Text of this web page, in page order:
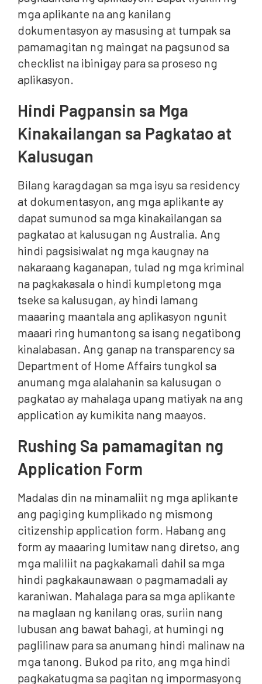
mga aplikante na ang kanilang
dokumentasyon ay masusing at tumpak sa
pamamagitan ng maingat na pagsunod sa
checklist na ibinigay para sa proseso ng
aplikasyon.
Hindi Pagpansin sa Mga
Kinakailangan sa Pagkatao at
Kalusugan
Bilang karagdagan sa mga isyu sa residency
at dokumentasyon, ang mga aplikante ay
dapat sumunod sa mga kinakailangan sa
pagkatao at kalusugan ng Australia. Ang
hindi pagsisiwalat ng mga kaugnay na
nakaraang kaganapan, tulad ng mga kriminal
na pagkakasala o hindi kumpletong mga
tseke sa kalusugan, ay hindi lamang
maaaring maantala ang aplikasyon ngunit
maaari ring humantong sa isang negatibong
kinalabasan. Ang ganap na transparency sa
Department of Home Affairs tungkol sa
anumang mga alalahanin sa kalusugan o
pagkatao ay mahalaga upang matiyak na ang
application ay kumikita nang maayos.
Rushing Sa pamamagitan ng
Application Form
Madalas din na minamaliit ng mga aplikante
ang pagiging kumplikado ng mismong
citizenship application form. Habang ang
form ay maaaring lumitaw nang diretso, ang
mga maliliit na pagkakamali dahil sa mga
hindi pagkakaunawaan o pagmamadali ay
karaniwan. Mahalaga para sa mga aplikante
na maglaan ng kanilang oras, suriin nang
lubusan ang bawat bahagi, at humingi ng
paglilinaw para sa anumang hindi malinaw na
mga tanong. Bukod pa rito, ang mga hindi
pagkakatugma sa pagitan ng impormasyong